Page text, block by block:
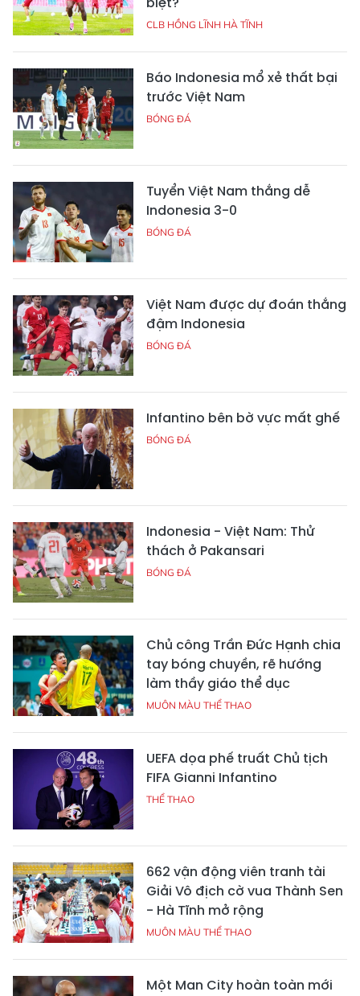
CLB HỒNG LĨNH HÀ TĨNH
Báo Indonesia mổ xẻ thất bại
trước Việt Nam
BÓNG ĐÁ
Tuyển Việt Nam thắng dễ
Indonesia 3-0
BÓNG ĐÁ
Việt Nam được dự đoán thắng
đậm Indonesia
BÓNG ĐÁ
Infantino bên bờ vực mất ghế
BÓNG ĐÁ
Indonesia - Việt Nam: Thử
thách ở Pakansari
BÓNG ĐÁ
Chủ công Trần Đức Hạnh chia
tay bóng chuyền, rẽ hướng
làm thầy giáo thể dục
MUÔN MÀU THỂ THAO
UEFA dọa phế truất Chủ tịch
FIFA Gianni Infantino
THỂ THAO
662 vận động viên tranh tài
Giải Vô địch cờ vua Thành Sen
- Hà Tĩnh mở rộng
MUÔN MÀU THỂ THAO
Một Man City hoàn toàn mới